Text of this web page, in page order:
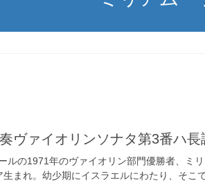
ヴァイオリンソナタ第3番ハ長
の1971年のヴァイオリン部門優勝者、ミ
れ。幼少期にイスラエルにわたり、そこ